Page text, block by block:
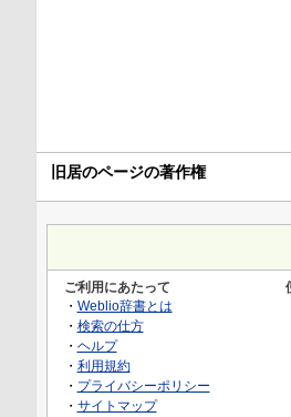
旧居のページの著作権
ご利用にあたって
・ Weblio辞書とは
・ 検索の仕方
・ ヘルプ
・ 利用規約
・ プライバシーポリシー
・ サイトマップ